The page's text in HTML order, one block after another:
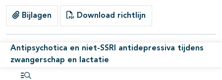
Bijlagen Download richtlijn
Antipsychotica en niet-SSRI antidepressiva tijdens
zwangerschap en lactatie